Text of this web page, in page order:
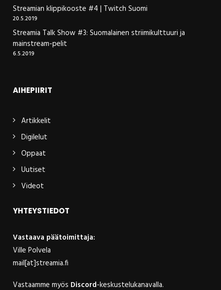
Streamian klippikooste #4 | Twitch Suomi
20.5.2019
Streamia Talk Show #3: Suomalainen striimikulttuuri ja
mainstream-pelit
6.5.2019
AIHEPIIRIT
Artikkelit
Digilelut
Oppaat
Uutiset
Videot
YHTEYSTIEDOT
Vastaava päätoimittaja:
Ville Polvela
mail[at]streamia.fi
Vastaamme myös Discord-keskustelukanavalla.